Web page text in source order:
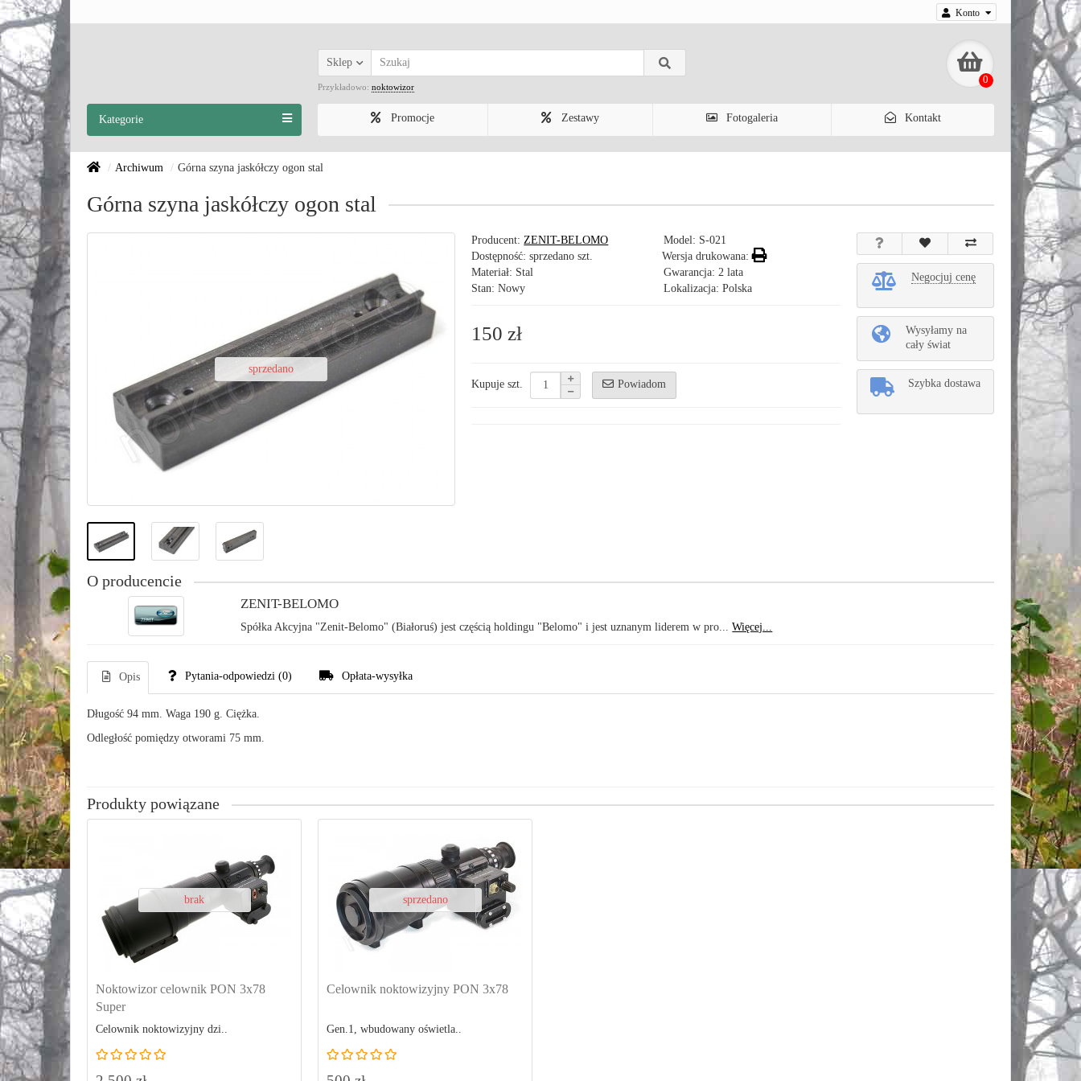
Konto
0
Sklep
Przykładowo: noktowizor
Promocje Zestawy Fotogaleria Kontakt
Kategorie
Archiwum Górna szyna jaskółczy ogon stal
Górna szyna jaskółczy ogon stal
sprzedano
Producent:ZENIT-BELOMO Model: S-021
Wersja drukowana:
Dostępność: sprzedano szt.
Materiał: Stal
Gwarancja: 2 lata
Stan: Nowy
Lokalizacja: Polska
150 zł
Kupuje szt. Powiadom
Negocjuj cenę
Wysyłamy na
cały świat
Szybka dostawa
O producencie
ZENIT-BELOMO
Spółka Akcyjna "Zenit-Belomo" (Białoruś) jest częścią holdingu "Belomo" i jest uznanym liderem w pro...Więcej...
Opis Pytania-odpowiedzi (0) Opłata-wysyłka
Długość 94 mm. Waga 190 g. Ciężka.
Odległość pomiędzy otworami 75 mm.
Produkty powiązane
brak
Noktowizor celownik PON 3x78
Super
Celownik noktowizyjny dzi..
sprzedano
Celownik noktowizyjny PON 3x78
Gen.1, wbudowany oświetla..